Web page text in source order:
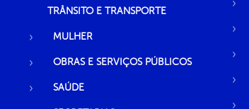
TRÂNSITO E TRANSPORTE
MULHER
OBRAS E SERVIÇOS PÚBLICOS
SAÚDE